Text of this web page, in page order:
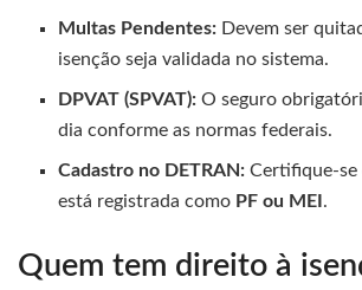
Multas Pendentes: Devem ser
isenção seja validada no sistema.
DPVAT (SPVAT): O seguro
dia conforme as normas federais.
Cadastro no DETRAN: Certifique-se
está registrada como PF ou MEI .
Quem tem direito à